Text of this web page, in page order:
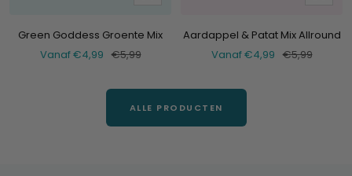
Green Goddess Groente Mix
Verkoopprijs
Vanaf €4,99 Normale
€5,99
Aardappel & Patat Mix Allround
Verkoopprijs
Vanaf €4,99 Normale
€5,99
ALLE PRODUCTEN